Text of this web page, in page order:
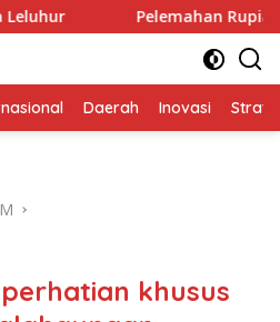
Pelemahan Rupiah Harus
Daerah Inovasi
khusus